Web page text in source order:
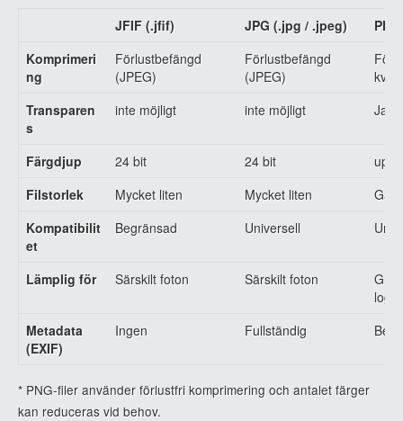
JFIF (.jfif) JPG (.jpg / .jpeg)
Komprimeri
ng
Förlustbefängd
(JPEG)
Förlustbefängd
(JPEG)
Transparen
s
inte möjligt inte möjligt Ja
Färgdjup 24 bit 24 bit
upp
Filstorlek
Mycket liten Mycket liten
Kompatibilit
et
Begränsad Universell
Lämplig för Särskilt foton Särskilt foton
Metadata
(EXIF)
Ingen Fullständig
* PNG-filer använder förlustfri komprimering och antalet färger
kan reduceras vid behov.